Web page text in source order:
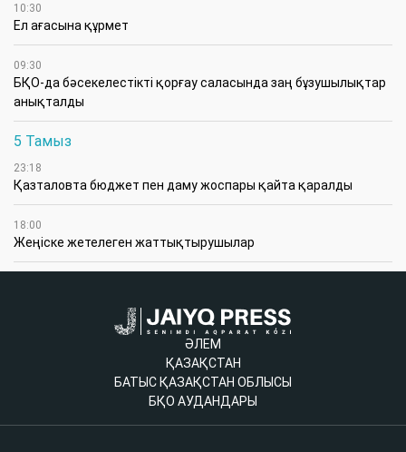
10:30
Ел ағасына құрмет
09:30
БҚО-да бәсекелестікті қорғау саласында заң бұзушылықтар
анықталды
5 Тамыз
23:18
Қазталовта бюджет пен даму жоспары қайта қаралды
18:00
Жеңіске жетелеген жаттықтырушылар
ӘЛЕМ
ҚАЗАҚСТАН
БАТЫС ҚАЗАҚСТАН ОБЛЫСЫ
БҚО АУДАНДАРЫ